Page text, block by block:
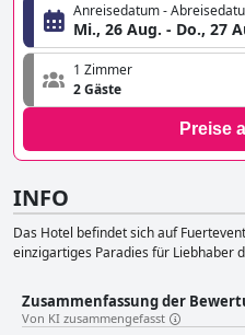
Anreisedatum -
Mi., 26 Aug. - Do., 27
1 Zimmer
2 Gäste
Preise
INFO
Das Hotel befindet sich auf
einzigartiges Paradies für Liebhaber
Zusammenfassung der
Von KI zusammengefasst